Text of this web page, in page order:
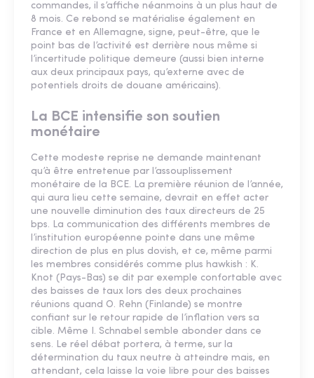
commandes, il s’affiche néanmoins à un plus haut de
8 mois. Ce rebond se matérialise également en
France et en Allemagne, signe, peut-être, que le
point bas de l’activité est derrière nous même si
l’incertitude politique demeure (aussi bien interne
aux deux principaux pays, qu’externe avec de
potentiels droits de douane américains).
La BCE intensifie son soutien
monétaire
Cette modeste reprise ne demande maintenant
qu’à être entretenue par l’assouplissement
monétaire de la BCE. La première réunion de l’année,
qui aura lieu cette semaine, devrait en effet acter
une nouvelle diminution des taux directeurs de 25
bps. La communication des différents membres de
l’institution européenne pointe dans une même
direction de plus en plus dovish, et ce, même parmi
les membres considérés comme plus hawkish : K.
Knot (Pays-Bas) se dit par exemple confortable avec
des baisses de taux lors des deux prochaines
réunions quand O. Rehn (Finlande) se montre
confiant sur le retour rapide de l’inflation vers sa
cible. Même I. Schnabel semble abonder dans ce
sens. Le réel débat portera, à terme, sur la
détermination du taux neutre à atteindre mais, en
attendant, cela laisse la voie libre pour des baisses